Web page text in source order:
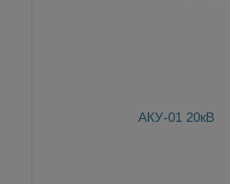
АКУ-01 20кВ